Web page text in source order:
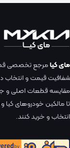
مای کیامرجع تخصصی
شفافیت قیمت و انتخاب
مقایسه قطعات اصلی و
تا مالکین خودروهای کیا و
انتخاب و خرید کنند.